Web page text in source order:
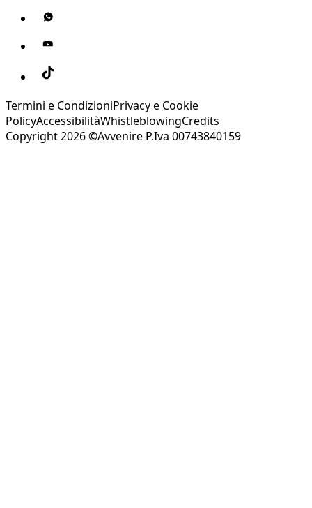
Termini e CondizioniPrivacy e Cookie
PolicyAccessibilitàWhistleblowingCredits
Copyright 2026 ©Avvenire P.Iva 00743840159